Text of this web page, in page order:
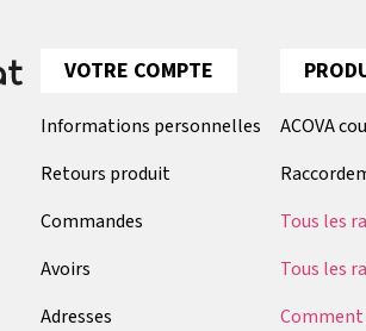
VOTRE COMPTE
Informations personnelles
Retours produit
Commandes
Avoirs
Adresses
ACOVA
Tous les
Tous les
Comment